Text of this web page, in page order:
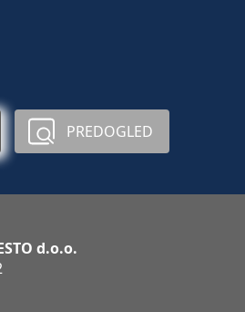
PREDOGLED
d.o.o.